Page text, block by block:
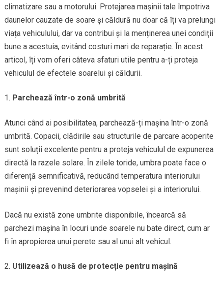
climatizare sau a motorului. Protejarea mașinii tale împotriva
daunelor cauzate de soare și căldură nu doar că îți va prelungi
viața vehiculului, dar va contribui și la menținerea unei condiții
bune a acestuia, evitând costuri mari de reparație. În acest
articol, îți vom oferi câteva sfaturi utile pentru a-ți proteja
vehiculul de efectele soarelui și căldurii.
Parchează într-o zonă umbrită
Atunci când ai posibilitatea, parchează-ți mașina într-o zonă
umbrită. Copacii, clădirile sau structurile de parcare acoperite
sunt soluții excelente pentru a proteja vehiculul de expunerea
directă la razele solare. În zilele toride, umbra poate face o
diferență semnificativă, reducând temperatura interiorului
mașinii și prevenind deteriorarea vopselei și a interiorului.
Dacă nu există zone umbrite disponibile, încearcă să
parchezi mașina în locuri unde soarele nu bate direct, cum ar
fi în apropierea unui perete sau al unui alt vehicul.
Utilizează o husă de protecție pentru mașină